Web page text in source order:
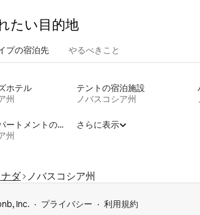
た⁠い目⁠的⁠地
プ⁠の宿⁠泊⁠先 やるべきこと
ホテル
州
テントの宿泊施設
ノバスコシア州
サービスアパートメントの宿泊施設
州
さらに表示
ダ ノバスコシア州
Inc. プライバシー 利用規約